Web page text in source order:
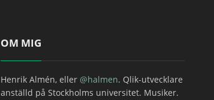
OM MIG
Henrik Almén, eller @halmen. Qlik-utvecklare
anställd på Stockholms universitet. Musiker.